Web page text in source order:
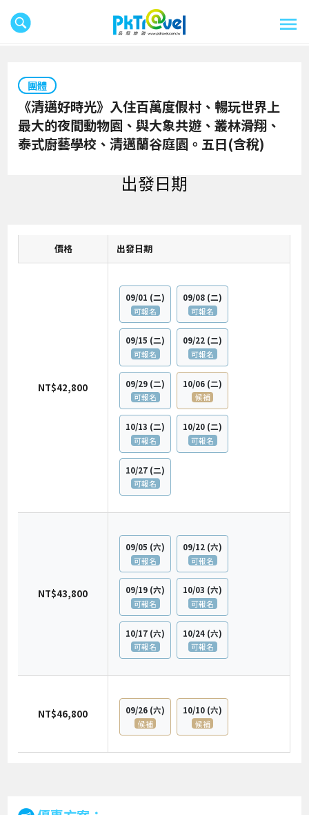
團體
《清邁好時光》入住百萬度假村、暢玩世界上
最大的夜間動物園、與大象共遊、叢林滑翔、
泰式廚藝學校、清邁蘭谷庭園。五日(含稅)
出發日期
價格 日期
NT$42,800
09/01 (二)
可報名
09/08 (二)
可報名
09/15 (二)
可報名
09/22 (二)
可報名
09/29 (二)
可報名
10/06 (二)
候補
10/13 (二)
可報名
10/20 (二)
可報名
10/27 (二)
可報名
NT$43,800
09/05 (六)
可報名
09/12 (六)
可報名
09/19 (六)
可報名
10/03 (六)
可報名
10/17 (六)
可報名
10/24 (六)
可報名
NT$46,800 09/26 (六)
候補
10/10 (六)
候補